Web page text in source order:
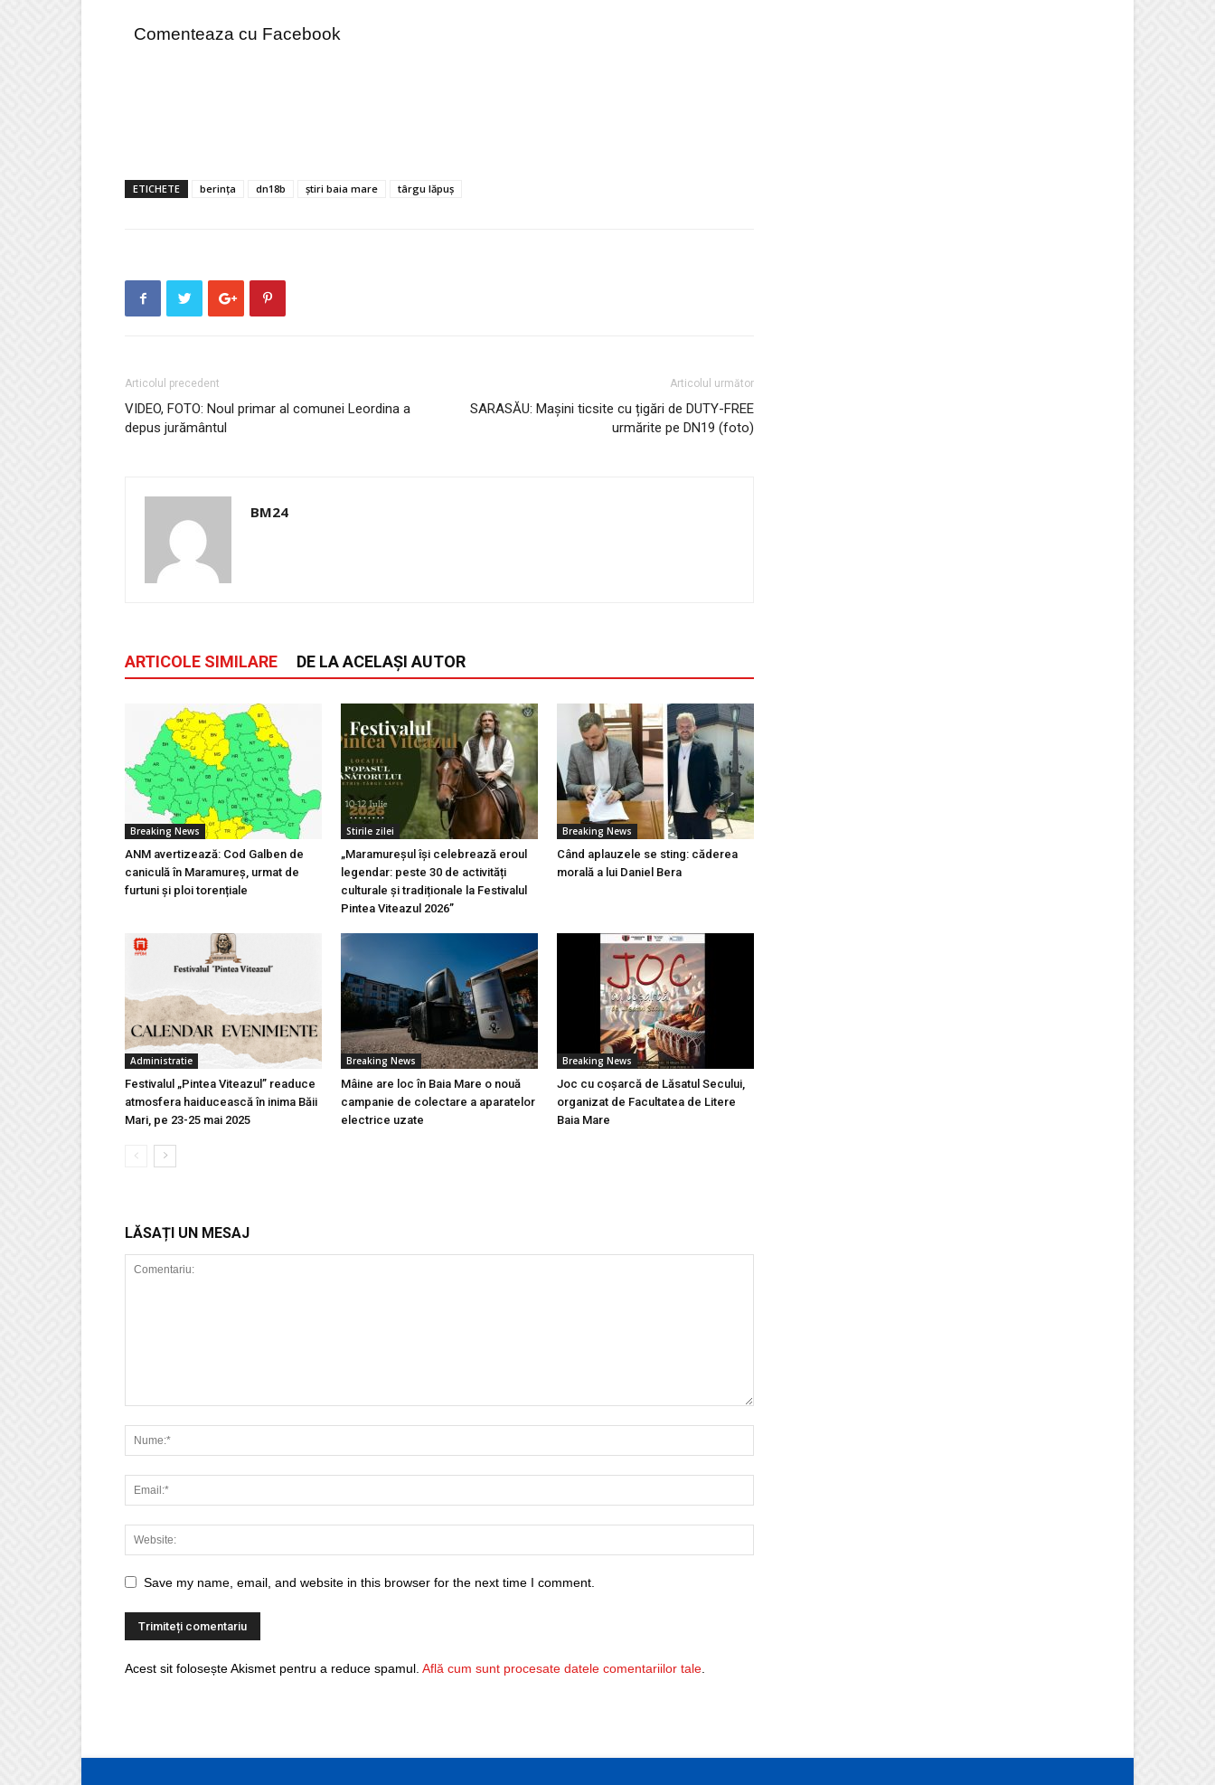
Comenteaza cu Facebook
ETICHETE berința dn18b știri baia mare târgu lăpuș
Articolul precedent
VIDEO, FOTO: Noul primar al comunei Leordina a
depus jurământul
Articolul următor
SARASĂU: Mașini ticsite cu țigări de DUTY-FREE
urmărite pe DN19 (foto)
BM24
ARTICOLE SIMILARE DE LA ACELAȘI AUTOR
Breaking News
ANM avertizează: Cod Galben de
caniculă în Maramureș, urmat de
furtuni și ploi torențiale
Stirile zilei
„Maramureșul își celebrează eroul
legendar: peste 30 de activități
culturale și tradiționale la Festivalul
Pintea Viteazul 2026”
Breaking News
Când aplauzele se sting: căderea
morală a lui Daniel Bera
Administratie
Festivalul „Pintea Viteazul” readuce
atmosfera haiducească în inima Băii
Mari, pe 23-25 mai 2025
Breaking News
Mâine are loc în Baia Mare o nouă
campanie de colectare a aparatelor
electrice uzate
Breaking News
Joc cu coșarcă de Lăsatul Secului,
organizat de Facultatea de Litere
Baia Mare
LĂSAȚI UN MESAJ
Save my name, email, and website in this browser for the next time I comment.
Acest sit folosește Akismet pentru a reduce spamul. Află cum sunt procesate datele comentariilor tale